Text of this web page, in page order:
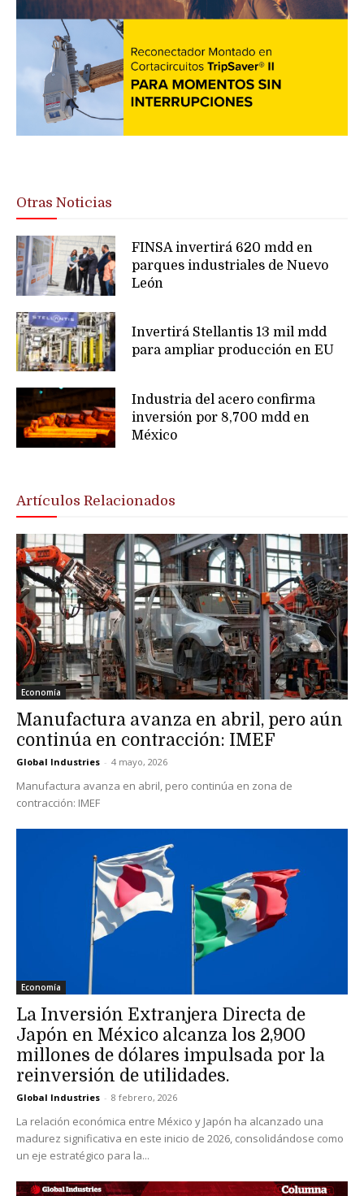
Otras Noticias
FINSA invertirá 620 mdd en
parques industriales de Nuevo
León
Invertirá Stellantis 13 mil mdd
para ampliar producción en EU
Industria del acero confirma
inversión por 8,700 mdd en
México
Artículos Relacionados
Economía
Manufactura avanza en abril, pero aún
continúa en contracción: IMEF
Global Industries - 4 mayo, 2026
Manufactura avanza en abril, pero continúa en zona de
contracción: IMEF
Economía
La Inversión Extranjera Directa de
Japón en México alcanza los 2,900
millones de dólares impulsada por la
reinversión de utilidades.
Global Industries - 8 febrero, 2026
La relación económica entre México y Japón ha alcanzado una
madurez significativa en este inicio de 2026, consolidándose como
un eje estratégico para la...